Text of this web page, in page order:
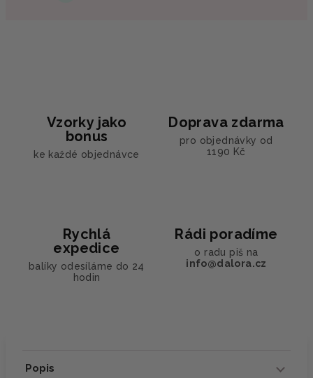
Vzorky jako
bonus
ke každé objednávce
Doprava zdarma
pro objednávky od
1190 Kč
Rychlá
expedice
balíky odesíláme do 24
hodin
Rádi poradíme
o radu piš na
info@dalora.cz
Popis